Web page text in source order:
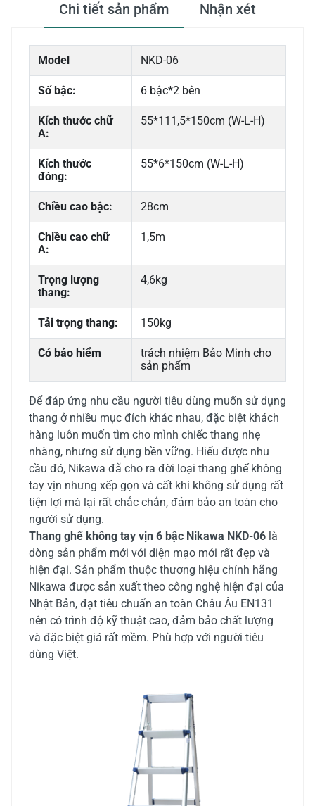
Chi tiết sản phẩm Nhận xét
Model NKD-06
Số bậc: 6 bậc*2 bên
Kích thước chữ
A:
55*111,5*150cm (W-L-H)
Kích thước
đóng:
55*6*150cm (W-L-H)
Chiều cao bậc: 28cm
Chiều cao chữ
A:
1,5m
Trọng lượng
thang:
4,6kg
Tải trọng thang: 150kg
Có bảo hiểm
trách nhiệm Bảo Minh cho
sản phẩm
Để đáp ứng nhu cầu người tiêu dùng muốn sử dụng
thang ở nhiều mục đích khác nhau, đặc biệt khách
hàng luôn muốn tìm cho mình chiếc thang nhẹ
nhàng, nhưng sử dụng bền vững. Hiểu được nhu
cầu đó, Nikawa đã cho ra đời loại thang ghế không
tay vịn nhưng xếp gọn và cất khi không sử dụng rất
tiện lợi mà lại rất chắc chắn, đảm bảo an toàn cho
người sử dụng.
Thang ghế không tay vịn 6 bậc Nikawa NKD-06 là
dòng sản phẩm mới với diện mạo mới rất đẹp và
hiện đại. Sản phẩm thuộc thương hiệu chính hãng
Nikawa được sản xuất theo công nghệ hiện đại của
Nhật Bản, đạt tiêu chuẩn an toàn Châu Âu EN131
nên có trình độ kỹ thuật cao, đảm bảo chất lượng
và đặc biệt giá rất mềm. Phù hợp với người tiêu
dùng Việt.